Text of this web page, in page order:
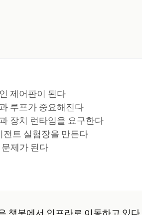
제어판이 된다
루프가 중요해진다
장치 런타임을 요구한다
트 실험장을 만든다
제가 된다
챗봇에서 인프라로 이동하고 있